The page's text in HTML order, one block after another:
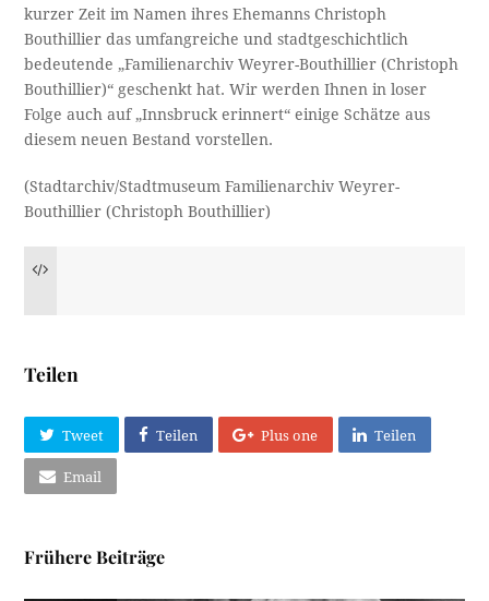
kurzer Zeit im Namen ihres Ehemanns Christoph
Bouthillier das umfangreiche und stadtgeschichtlich
bedeutende „Familienarchiv Weyrer-Bouthillier (Christoph
Bouthillier)“ geschenkt hat. Wir werden Ihnen in loser
Folge auch auf „Innsbruck erinnert“ einige Schätze aus
diesem neuen Bestand vorstellen.
(Stadtarchiv/Stadtmuseum Familienarchiv Weyrer-
Bouthillier (Christoph Bouthillier)
Teilen
Tweet Teilen Plus one Teilen
Email
Frühere Beiträge